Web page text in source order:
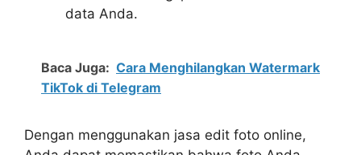
data Anda.
Baca Juga: Cara Menghilangkan Watermark
TikTok di Telegram
Dengan menggunakan jasa edit foto online,